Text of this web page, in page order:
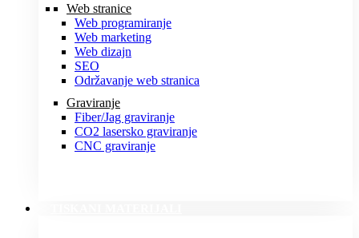
Web stranice
Web programiranje
Web marketing
Web dizajn
SEO
Održavanje web stranica
Graviranje
Fiber/Jag graviranje
CO2 lasersko graviranje
CNC graviranje